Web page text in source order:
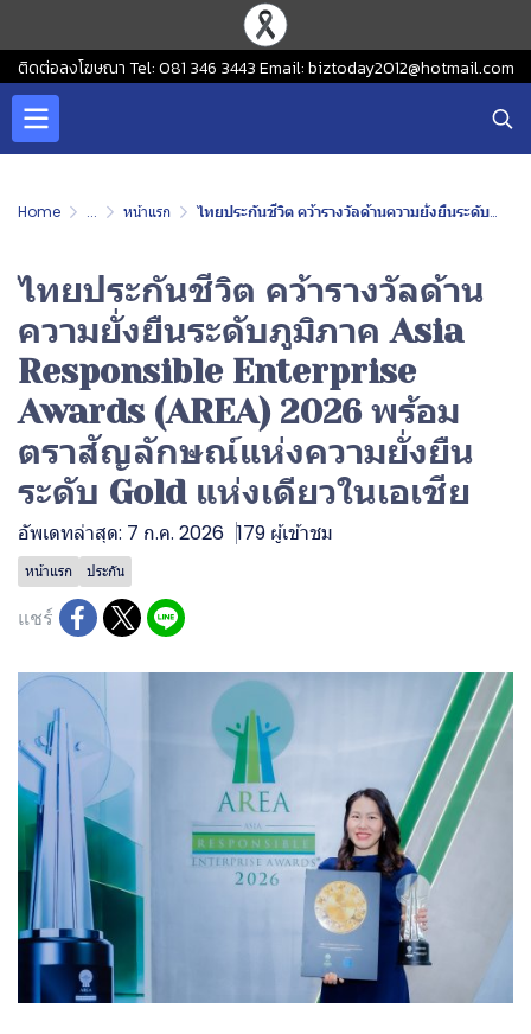
ติดต่อลงโฆษณา Tel: 081 346 3443 Email: biztoday2012@hotmail.com
Home ... หน้าแรก ไทยประกันชีวิต คว้ารางวัลด้านความยั่งยืนระดับภูมิภาค Asia Responsible Enterprise Awards (AREA) 2026 พร้อมตราสัญลักษณ์แห่งความยั่งยืนระดับ Gold แห่งเดียวในเอเชีย
ไทยประกันชีวิต คว้ารางวัลด้าน
ความยั่งยืนระดับภูมิภาค Asia
Responsible Enterprise
Awards (AREA) 2026 พร้อม
ตราสัญลักษณ์แห่งความยั่งยืน
ระดับ Gold แห่งเดียวในเอเชีย
อัพเดทล่าสุด: 7 ก.ค. 2026 179 ผู้เข้าชม
หน้าแรก ประกัน
แชร์